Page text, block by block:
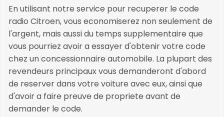
En utilisant notre service pour recuperer le code
radio Citroen, vous economiserez non seulement de
l'argent, mais aussi du temps supplementaire que
vous pourriez avoir a essayer d'obtenir votre code
chez un concessionnaire automobile. La plupart des
revendeurs principaux vous demanderont d'abord
de reserver dans votre voiture avec eux, ainsi que
d'avoir a faire preuve de propriete avant de
demander le code.